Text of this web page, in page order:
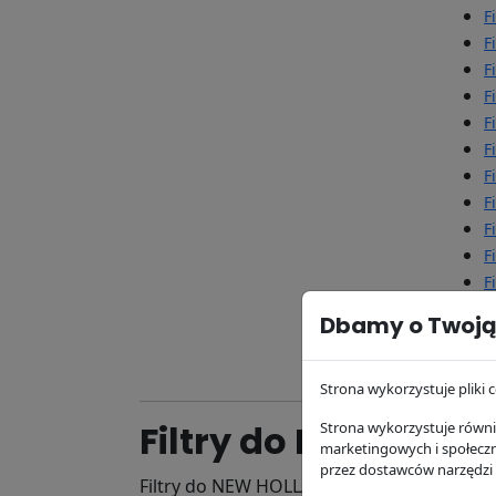
Filtry do NEW
Filtry do NEW HOLLAND stanowią
Dbamy o
Strona wykorzystuje pliki
Strona wykorzystuje
marketingowych i
przez dostawców